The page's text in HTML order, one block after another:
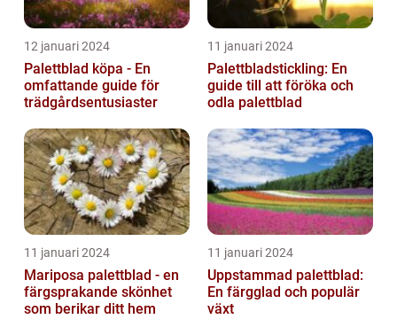
12 januari 2024
Palettblad köpa - En
omfattande guide för
trädgårdsentusiaster
11 januari 2024
Palettbladstickling: En
guide till att föröka och
odla palettblad
11 januari 2024
Mariposa palettblad - en
färgsprakande skönhet
som berikar ditt hem
11 januari 2024
Uppstammad palettblad:
En färgglad och populär
växt